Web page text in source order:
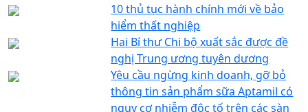
10 thủ tục hành chính mới về bảo
hiểm thất nghiệp
Hai Bí thư Chi bộ xuất sắc được đề
nghị Trung ương tuyên dương
Yêu cầu ngừng kinh doanh, gỡ bỏ
thông tin sản phẩm sữa Aptamil có
nguy cơ nhiễm độc tố trên các sàn